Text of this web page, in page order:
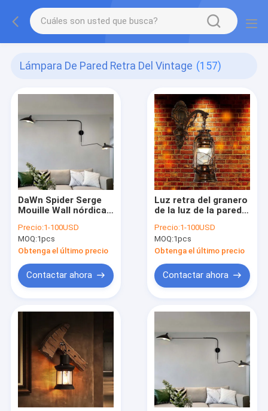
Lámpara De Pared Retra Del Vintage (157)
DaWn Spider Serge
Mouille Wall nórdica
lámparas de pared
largas rotatorias del
brazo oscilante de
poste (WH-VR-03)
Precio:1-100USD
MOQ:1pcs
Obtenga el último precio
Contactar ahora
Luz retra del granero
de la luz de la pared
linterna del granero
de la lámpara de
pared del vintage LED
(WH-VR-106)
Precio:1-100USD
MOQ:1pcs
Obtenga el último precio
Contactar ahora